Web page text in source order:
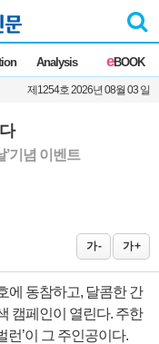
Analysis eBOOK
제1254호 2026년 08월 03 일
’기념 이벤트
가 - 가 +
에 동참하고, 달콤한 간
캠페인이 열린다. 주한
런’이 그 주인공이다.